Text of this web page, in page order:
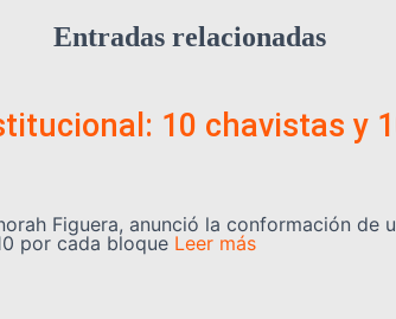
Entradas relacionadas
10 chavistas y
Figuera, anunció la conformación
por cada bloque Leer más